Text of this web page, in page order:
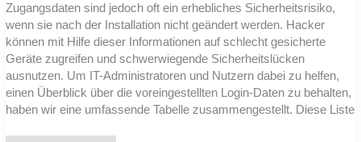
Zugangsdaten sind jedoch oft ein erhebliches Sicherheitsrisiko,
wenn sie nach der Installation nicht geändert werden. Hacker
können mit Hilfe dieser Informationen auf schlecht gesicherte
Geräte zugreifen und schwerwiegende Sicherheitslücken
ausnutzen. Um IT-Administratoren und Nutzern dabei zu helfen,
einen Überblick über die voreingestellten Login-Daten zu behalten,
haben wir eine umfassende Tabelle zusammengestellt. Diese Liste